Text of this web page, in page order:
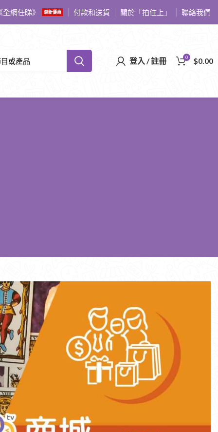
全網任睇》 最新優惠 付款和送貨 關於「拍住上」 聯絡我們
登入 / 註冊 0 $0.00